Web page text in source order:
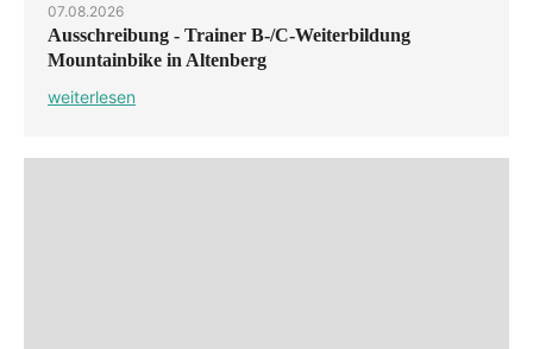
07.08.2026
Ausschreibung - Trainer B-/C-Weiterbildung
Mountainbike in Altenberg
weiterlesen